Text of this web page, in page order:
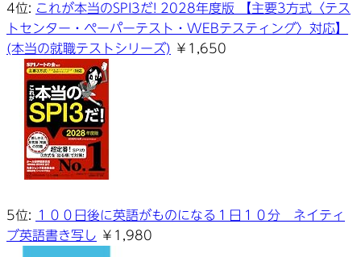
4位: これが本当のSPI3だ! 2028年度版 【主要3方式〈テス
トセンター・ペーパーテスト・WEBテスティング〉対応】
(本当の就職テストシリーズ) ￥1,650
5位:
１００日後に英語がものになる１日１０分 ネイティ
ブ英語書き写し ￥1,980